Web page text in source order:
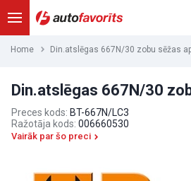
Home Din.atslēgas 667N/30 zobu sēžas
Din.atslēgas 667N/30
Preces kods: BT-667N/LC3
Ražotāja kods: 006660530
Vairāk par šo preci